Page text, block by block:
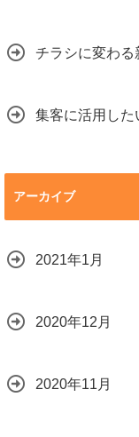
チラシに変わ
集客に活用した
アーカイブ
2021年1月
2020年12月
2020年11月